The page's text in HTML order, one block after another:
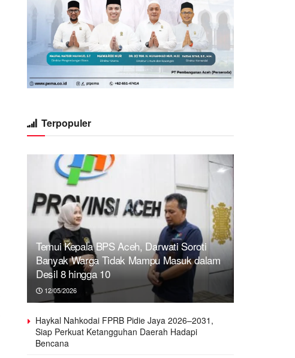
Terpopuler
Temui Kepala BPS Aceh, Darwati Soroti
Banyak Warga Tidak Mampu Masuk dalam
Desil 8 hingga 10
12/05/2026
Haykal Nahkodai FPRB Pidie Jaya 2026–2031,
Siap Perkuat Ketangguhan Daerah Hadapi
Bencana